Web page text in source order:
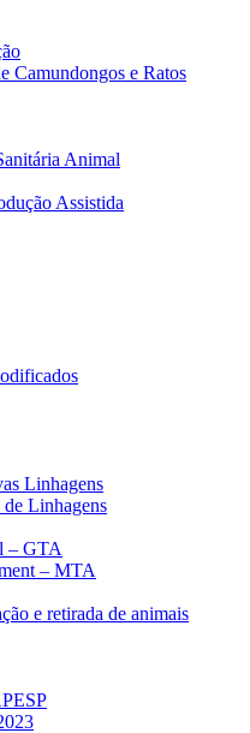
Camundongos e Ratos
Animal
Assistida
Linhagens
de Linhagens
– GTA
– MTA
e retirada de animais